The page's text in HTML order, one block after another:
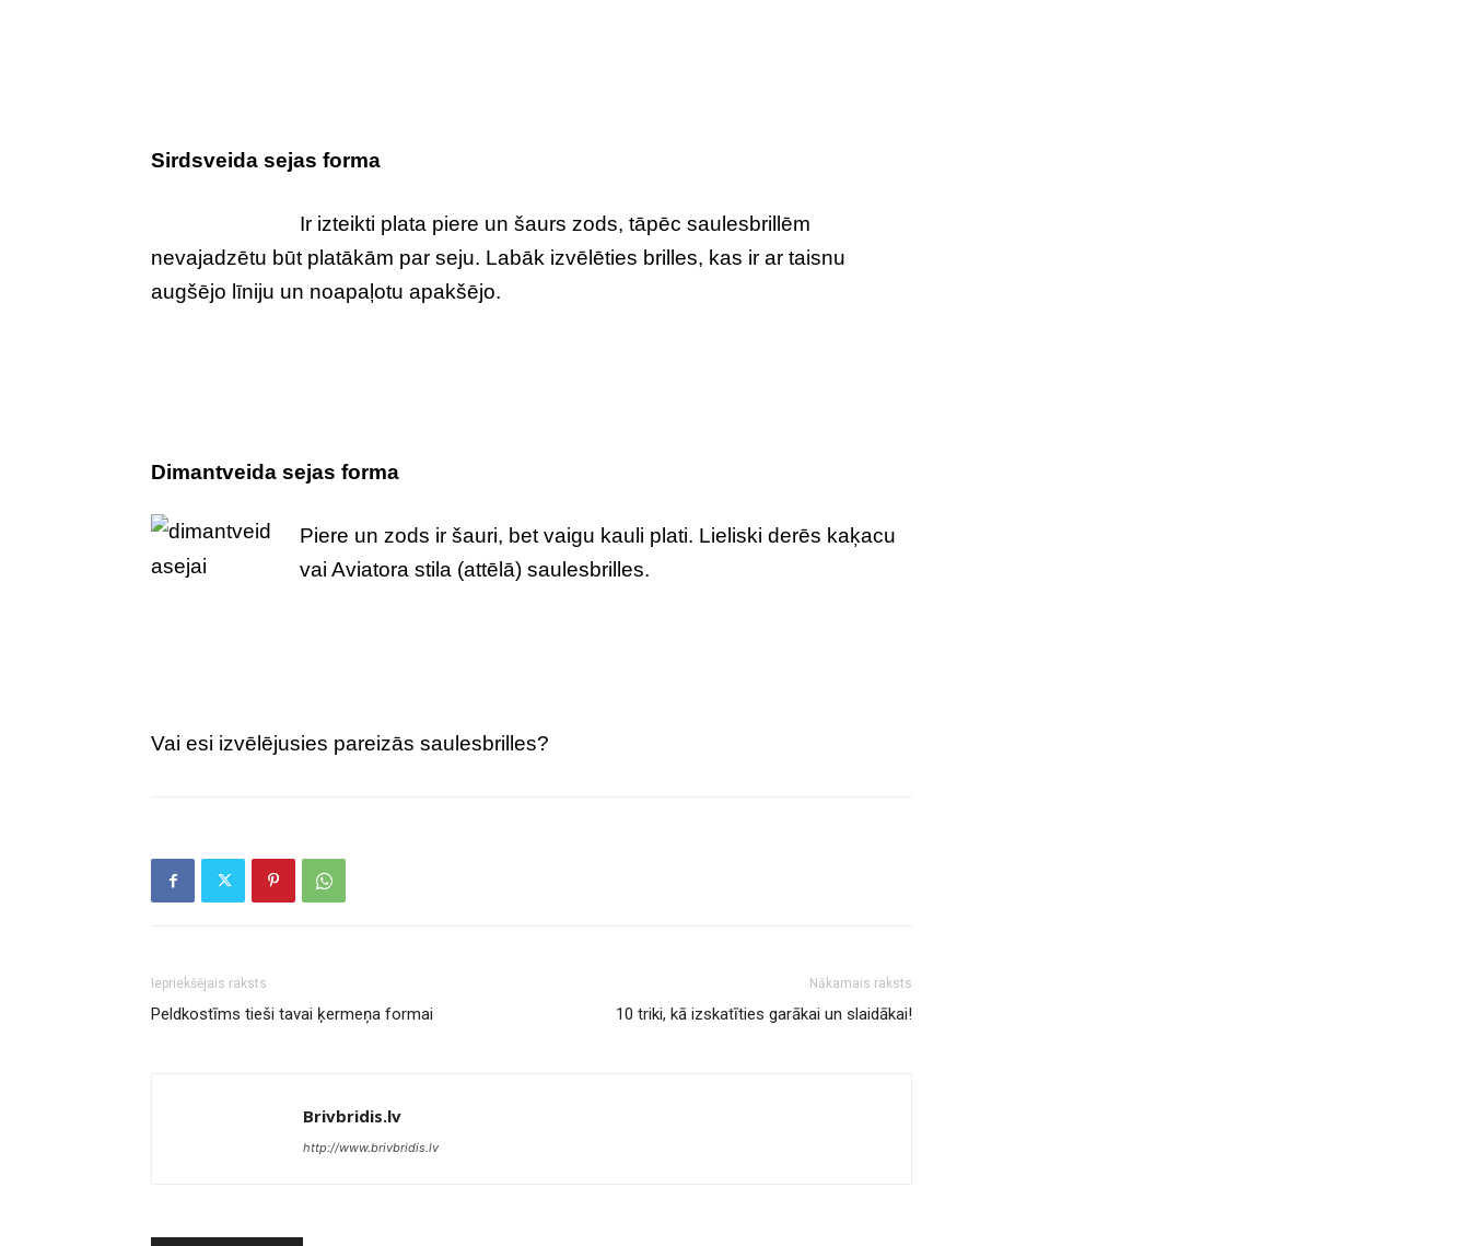
Sirdsveida sejas forma
Ir izteikti plata piere un šaurs zods, tāpēc saulesbrillēm
nevajadzētu būt platākām par seju. Labāk izvēlēties brilles, kas ir ar taisnu
augšējo līniju un noapaļotu apakšējo.
Dimantveida sejas forma
Piere un zods ir šauri, bet vaigu kauli plati. Lieliski derēs kaķacu
vai Aviatora stila (attēlā) saulesbrilles.
Vai esi izvēlējusies pareizās saulesbrilles?
Iepriekšējais raksts
Peldkostīms tieši tavai ķermeņa formai
Nākamais raksts
10 triki, kā izskatīties garākai un slaidākai!
Brivbridis.lv
http://www.brivbridis.lv